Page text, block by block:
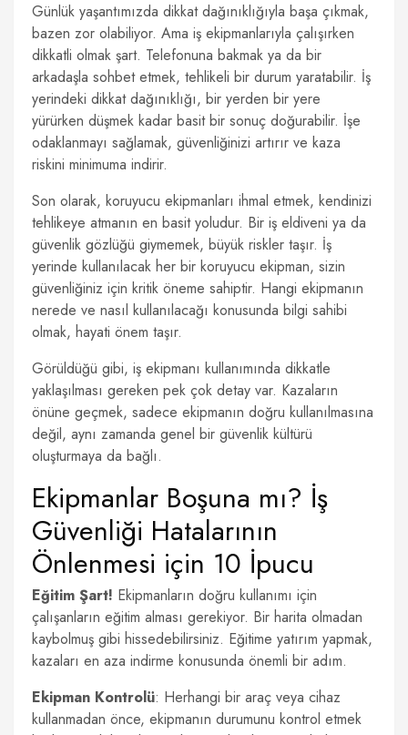
Günlük yaşantımızda dikkat dağınıklığıyla başa çıkmak,
bazen zor olabiliyor. Ama iş ekipmanlarıyla çalışırken
dikkatli olmak şart. Telefonuna bakmak ya da bir
arkadaşla sohbet etmek, tehlikeli bir durum yaratabilir. İş
yerindeki dikkat dağınıklığı, bir yerden bir yere
yürürken düşmek kadar basit bir sonuç doğurabilir. İşe
odaklanmayı sağlamak, güvenliğinizi artırır ve kaza
riskini minimuma indirir.
Son olarak, koruyucu ekipmanları ihmal etmek, kendinizi
tehlikeye atmanın en basit yoludur. Bir iş eldiveni ya da
güvenlik gözlüğü giymemek, büyük riskler taşır. İş
yerinde kullanılacak her bir koruyucu ekipman, sizin
güvenliğiniz için kritik öneme sahiptir. Hangi ekipmanın
nerede ve nasıl kullanılacağı konusunda bilgi sahibi
olmak, hayati önem taşır.
Görüldüğü gibi, iş ekipmanı kullanımında dikkatle
yaklaşılması gereken pek çok detay var. Kazaların
önüne geçmek, sadece ekipmanın doğru kullanılmasına
değil, aynı zamanda genel bir güvenlik kültürü
oluşturmaya da bağlı.
Ekipmanlar Boşuna mı? İş
Güvenliği Hatalarının
Önlenmesi için 10 İpucu
Eğitim Şart! Ekipmanların doğru kullanımı için
çalışanların eğitim alması gerekiyor. Bir harita olmadan
kaybolmuş gibi hissedebilirsiniz. Eğitime yatırım yapmak,
kazaları en aza indirme konusunda önemli bir adım.
Ekipman Kontrolü: Herhangi bir araç veya cihaz
kullanmadan önce, ekipmanın durumunu kontrol etmek